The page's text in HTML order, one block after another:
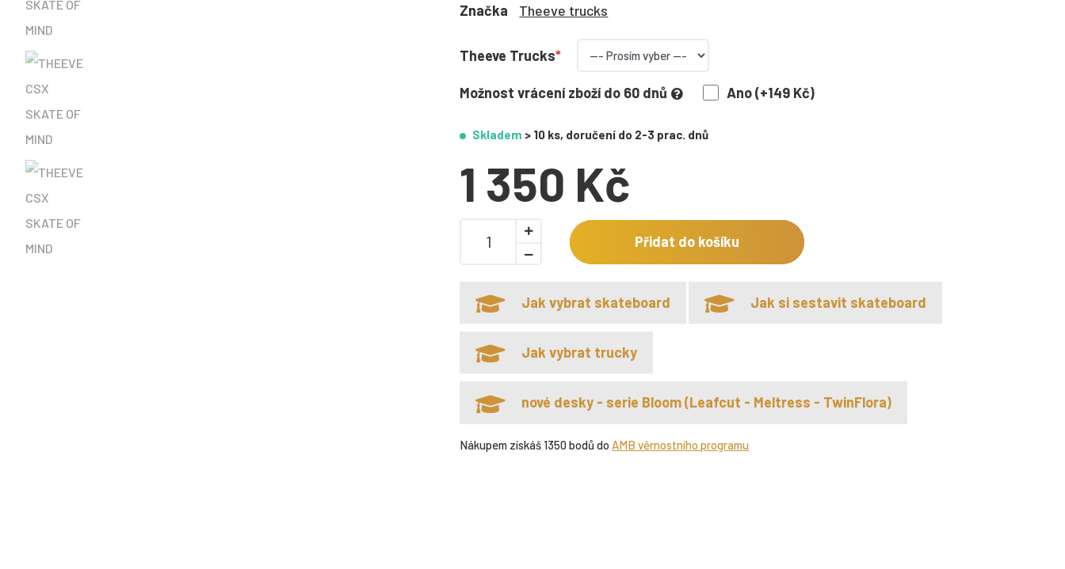
Značka
Theeve trucks
Theeve Trucks
Možnost vrácení zboží do 60 dnů Ano (+149 Kč)
Skladem > 10 ks, doručení do 2-3 prac. dnů
1 350 Kč
Přidat do košíku
Jak vybrat skateboard Jak si sestavit skateboard
Jak vybrat trucky
nové desky - serie Bloom (Leafcut - Meltress - TwinFlora)
Nákupem získáš 1350 bodů do AMB věrnostního programu